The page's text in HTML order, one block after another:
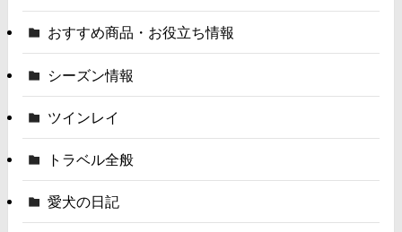
おすすめ商品・お役立ち情報
シーズン情報
ツインレイ
トラベル全般
愛犬の日記